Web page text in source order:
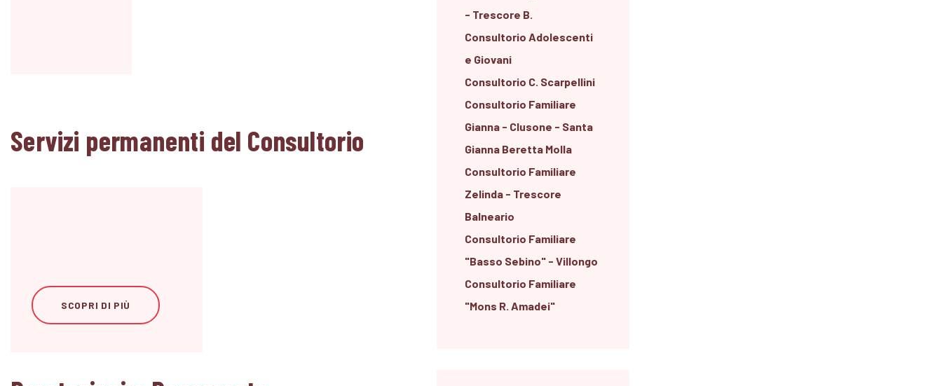
Servizi permanenti del Consultorio
SCOPRI DI PIÙ
- Trescore B.
Consultorio Adolescenti
e Giovani
Consultorio C. Scarpellini
Consultorio Familiare
Gianna - Clusone - Santa
Gianna Beretta Molla
Consultorio Familiare
Zelinda - Trescore
Balneario
Consultorio Familiare
"Basso Sebino" - Villongo
Consultorio Familiare
"Mons R. Amadei"